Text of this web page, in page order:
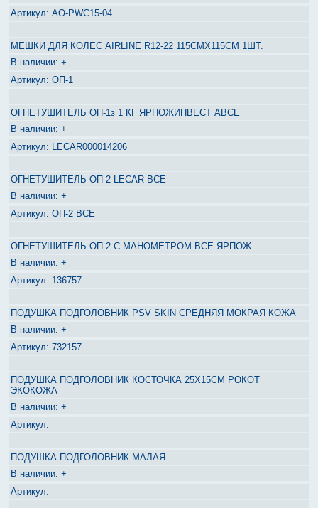
AO-PWC15-04
МЕШКИ ДЛЯ КОЛЕС AIRLINE R12-22 115СМХ115СМ 1ШТ.
+
ОП-1
ОГНЕТУШИТЕЛЬ ОП-1з 1 КГ ЯРПОЖИНВЕСТ АВСЕ
+
LECAR000014206
ОГНЕТУШИТЕЛЬ ОП-2 LECAR BCE
+
ОП-2 BCE
ОГНЕТУШИТЕЛЬ ОП-2 С МАНОМЕТРОМ BCE ЯРПОЖ
+
136757
ПОДУШКА ПОДГОЛОВНИК PSV SKIN СРЕДНЯЯ МОКРАЯ КОЖА
+
732157
ПОДУШКА ПОДГОЛОВНИК КОСТОЧКА 25Х15СМ РОКОТ
ЭКОКОЖА
+
ПОДУШКА ПОДГОЛОВНИК МАЛАЯ
+